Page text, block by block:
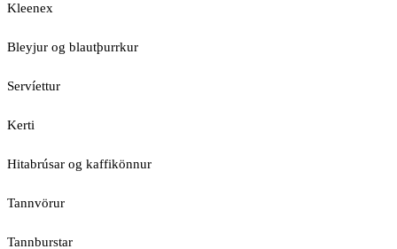
Kleenex
Bleyjur og blautþurrkur
Servíettur
Kerti
Hitabrúsar og kaffikönnur
Tannvörur
Tannburstar